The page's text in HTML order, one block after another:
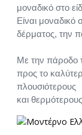
μοναδικό στο
Είναι
δέρματος, την
Με την πάροδο
προς το
πλουσιότερους
και